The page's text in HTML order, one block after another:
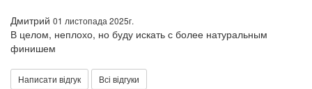
Дмитрий 01 листопада 2025г.
В целом, неплохо, но буду искать с более натуральным
финишем
Написати відгук Всі відгуки